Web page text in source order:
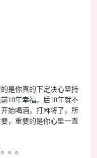
是你真的下定决心坚持
10年幸福，后10年就不
始喝酒，打麻将了，所
，重要的是你心里一直
。。